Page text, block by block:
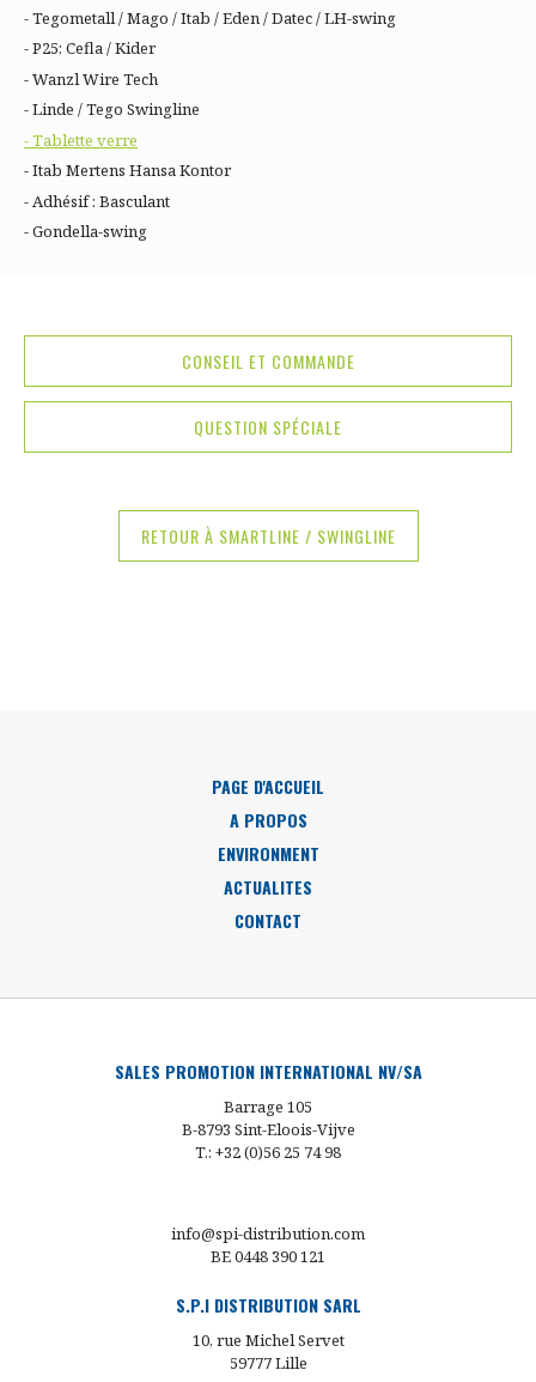
- Tegometall / Mago / Itab / Eden / Datec / LH-swing
- P25: Cefla / Kider
- Wanzl Wire Tech
- Linde / Tego Swingline
- Tablette verre
- Itab Mertens Hansa Kontor
- Adhésif : Basculant
- Gondella-swing
CONSEIL ET COMMANDE
QUESTION SPÉCIALE
RETOUR À SMARTLINE / SWINGLINE
PAGE D'ACCUEIL
A PROPOS
ENVIRONMENT
ACTUALITES
CONTACT
SALES PROMOTION INTERNATIONAL NV/SA
Barrage 105
B-8793 Sint-Eloois-Vijve
T.: +32 (0)56 25 74 98
info@spi-distribution.com
BE 0448 390 121
S.P.I DISTRIBUTION SARL
10, rue Michel Servet
59777 Lille